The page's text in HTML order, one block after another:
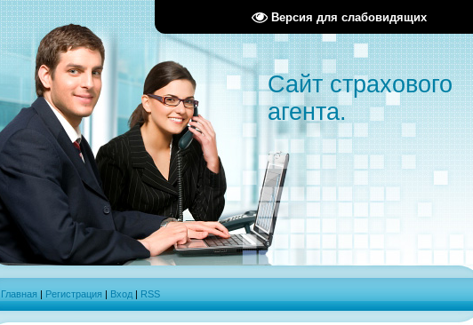
Версия для слабовидящих
Сайт страхового
агента.
Главная | Регистрация | Вход | RSS